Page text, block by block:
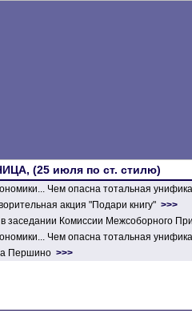
(25 июля по ст. стилю)
Чем опасна тотальная
акция "Подари книгу" >>>
заседании Комиссии Межсоборного
Чем опасна тотальная
Першино >>>